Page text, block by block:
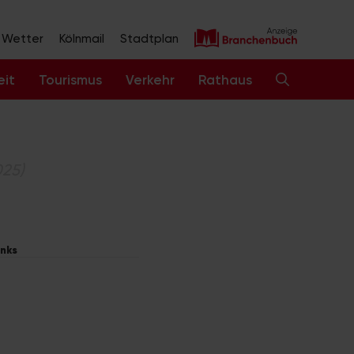
Wetter Kölnmail Stadtplan
Tourismus Verkehr Rathaus